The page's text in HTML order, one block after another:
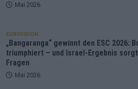
Mai 2026
EUROVISION
„Bangaranga“ gewinnt den ESC 2026:
triumphiert – und Israel-Ergebnis
Fragen
Mai 2026